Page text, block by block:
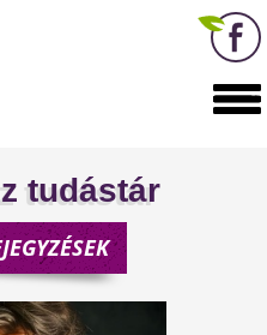
tudástár